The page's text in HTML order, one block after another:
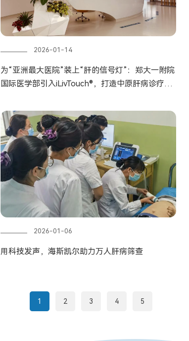
2026-01-14
为“亚洲最大医院”装上“肝的信号灯”：郑大一附院
国际医学部引入iLivTouch®，打造中原肝病诊疗新
2026-01-06
用科技发声，海斯凯尔助力万人肝病筛查
1 2 3 4 5